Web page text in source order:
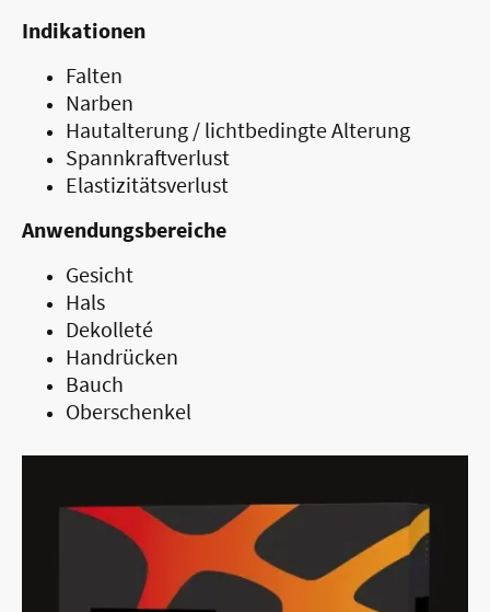
Indikationen
Falten
Narben
Hautalterung / lichtbedingte Alterung
Spannkraftverlust
Elastizitätsverlust
Anwendungsbereiche
Gesicht
Hals
Dekolleté
Handrücken
Bauch
Oberschenkel